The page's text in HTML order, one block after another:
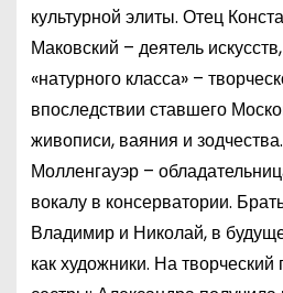
культурной элиты. Отец
Маковский – деятель
«натурного класса» –
впоследствии ставшего
живописи, ваяния и
Молленгауэр –
вокалу в консерватории.
Владимир и Николай, в
как художники. На творческий